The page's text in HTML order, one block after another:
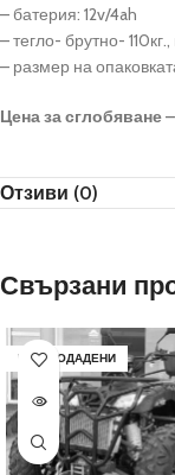
– батерия: 12v/4ah
– тегло- брутно-
– размер на
Цена за сглобяване
Отзиви (0)
Свързани
РАЗПРОДАДЕНИ